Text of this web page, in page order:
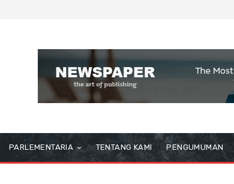
PARLEMENTARIA TENTANG KAMI PENGUMUMAN